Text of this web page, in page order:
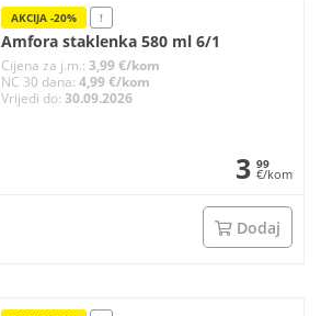
AKCIJA -20% !
Amfora staklenka 580 ml 6/1
Cijena za j.m.: 3,99 €/kom
NC 30 dana: 4,99 €/kom
Vrijedi do: 30.09.2026
3 99
€/kom
Dodaj